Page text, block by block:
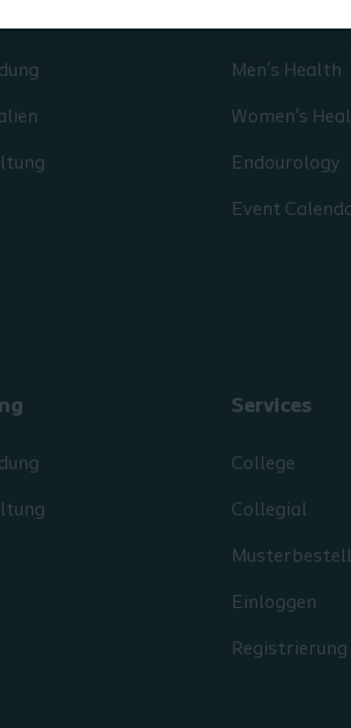
Men's Health
Women's
Endourology
Event
Services
College
Collegial
Einloggen
Registrierung